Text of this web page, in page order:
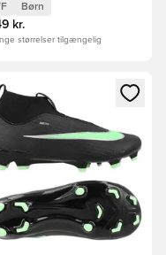
Børn
kr.
størrelser tilgængelig
tilmelde dig som
en Modal til at logge